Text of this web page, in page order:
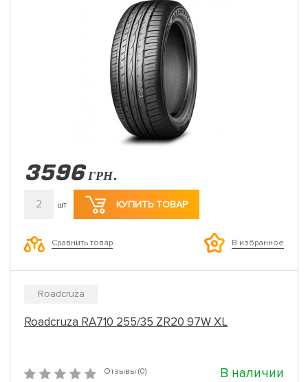
3596 ГРН.
2 шт КУПИТЬ ТОВАР
Сравнить товар В избранное
Roadcruza
Roadcruza RA710 255/35 ZR20 97W XL
Отзывы (0) В наличии